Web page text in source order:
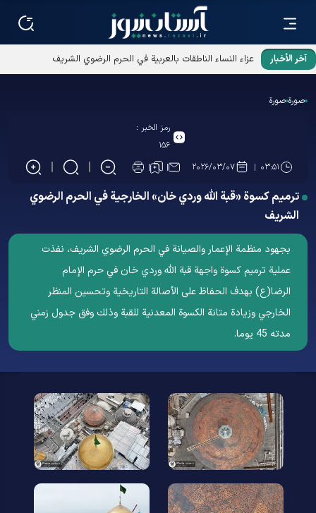
آخر الأخبار عزاء النساء الناطقات بالعربية في الحرم الرضوي الشريف
صورة صورة
رمز الخبر :
۱۵۶
۰۳:۵۱
۲۰۲۶/۰۳/۰۷
ترميم كسوة «قبة الله ‌وردي‌ خان» الخارجیة في الحرم الرضوي
الشریف
بجهود منظمة الإعمار والصيانة في الحرم الرضوي الشریف، نفذت
عملية ترميم كسوة واجهة قبة الله‌ وردي‌ خان في حرم الإمام
الرضا(ع) بهدف الحفاظ على الأصالة التاريخية وتحسين المنظر
الخارجي وزيادة متانة الكسوة المعدنية للقبة وذلك وفق جدول زمني
مدته 45 يوما.